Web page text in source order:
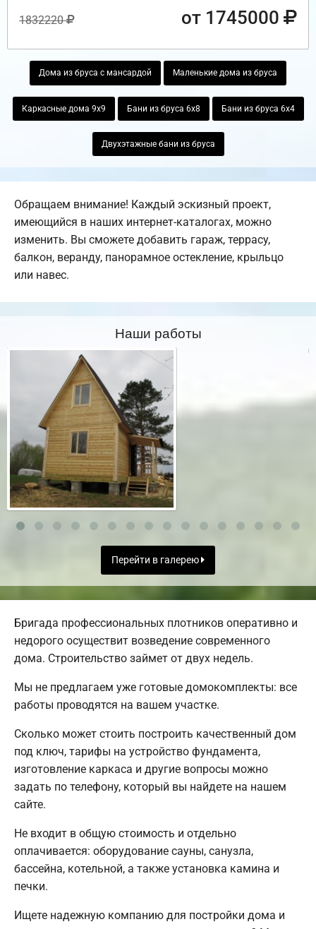
1832220 от 1745000
Дома из бруса с мансардой Маленькие дома из бруса
Каркасные дома 9х9 Бани из бруса 6х8 Бани из бруса 6х4
Двухэтажные бани из бруса
Обращаем внимание! Каждый эскизный проект,
имеющийся в наших интернет-каталогах, можно
изменить. Вы сможете добавить гараж, террасу,
балкон, веранду, панорамное остекление, крыльцо
или навес.
Наши работы
Перейти в галерею
Бригада профессиональных плотников оперативно и
недорого осуществит возведение современного
дома. Строительство займет от двух недель.
Мы не предлагаем уже готовые домокомплекты: все
работы проводятся на вашем участке.
Сколько может стоить построить качественный дом
под ключ, тарифы на устройство фундамента,
изготовление каркаса и другие вопросы можно
задать по телефону, который вы найдете на нашем
сайте.
Не входит в общую стоимость и отдельно
оплачивается: оборудование сауны, санузла,
бассейна, котельной, а также установка камина и
печки.
Ищете надежную компанию для постройки дома и